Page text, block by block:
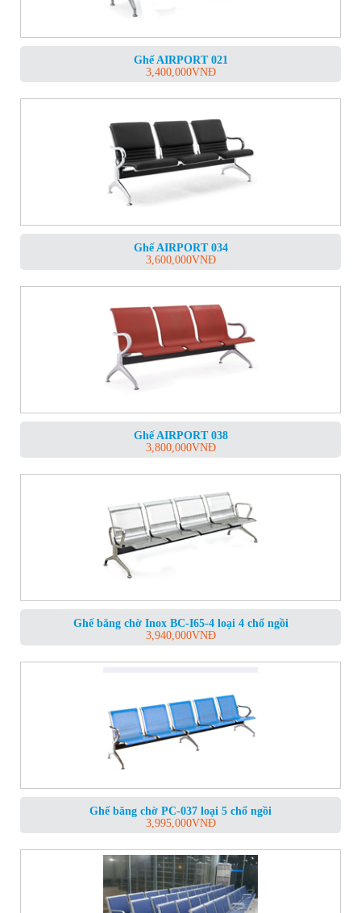
Ghế AIRPORT 021
3,400,000VNĐ
Ghế AIRPORT 034
3,600,000VNĐ
Ghế AIRPORT 038
3,800,000VNĐ
Ghế băng chờ Inox BC-I65-4 loại 4 chổ ngồi
3,940,000VNĐ
Ghế băng chờ PC-037 loại 5 chổ ngồi
3,995,000VNĐ